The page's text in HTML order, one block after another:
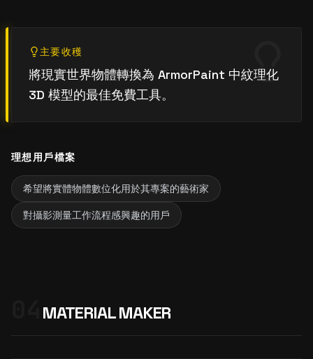
主要收穫
將現實世界物體轉換為 ArmorPaint 中紋理化
3D 模型的最佳免費工具。
理想用戶檔案
希望將實體物體數位化用於其專案的藝術家
對攝影測量工作流程感興趣的用戶
MATERIAL MAKER